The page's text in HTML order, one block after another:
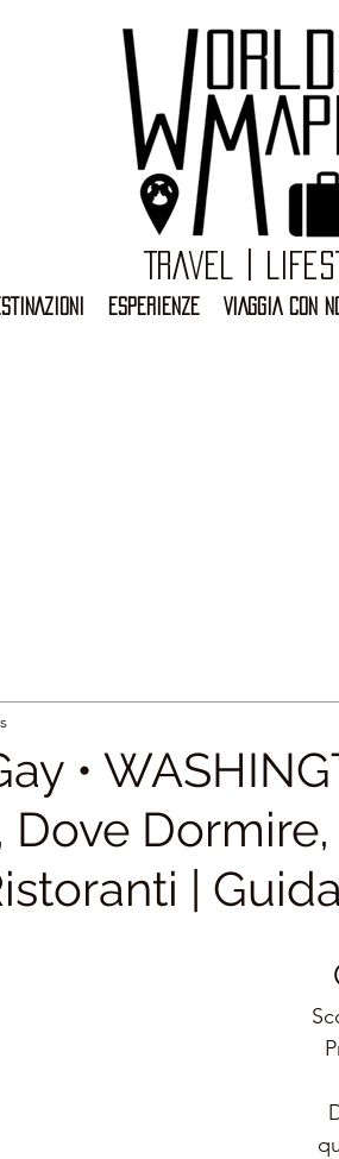
Travel |
ESPERIENZE VIAGGIA CON
•
Dove
|